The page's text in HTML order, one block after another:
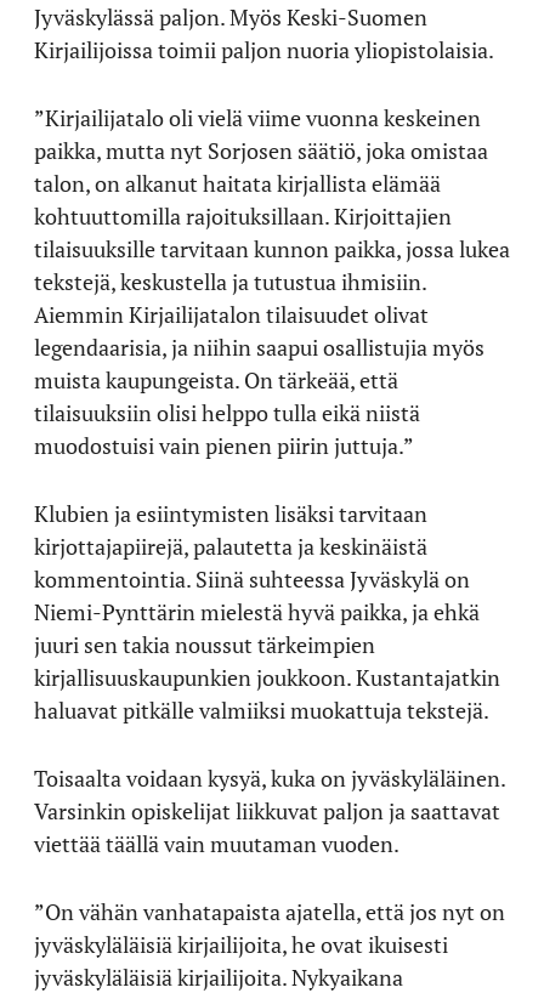
Jyväskylässä paljon. Myös Keski-Suomen
Kirjailijoissa toimii paljon nuoria yliopistolaisia.
”Kirjailijatalo oli vielä viime vuonna keskeinen
paikka, mutta nyt Sorjosen säätiö, joka omistaa
talon, on alkanut haitata kirjallista elämää
kohtuuttomilla rajoituksillaan. Kirjoittajien
tilaisuuksille tarvitaan kunnon paikka, jossa lukea
tekstejä, keskustella ja tutustua ihmisiin.
Aiemmin Kirjailijatalon tilaisuudet olivat
legendaarisia, ja niihin saapui osallistujia myös
muista kaupungeista. On tärkeää, että
tilaisuuksiin olisi helppo tulla eikä niistä
muodostuisi vain pienen piirin juttuja.”
Klubien ja esiintymisten lisäksi tarvitaan
kirjottajapiirejä, palautetta ja keskinäistä
kommentointia. Siinä suhteessa Jyväskylä on
Niemi-Pynttärin mielestä hyvä paikka, ja ehkä
juuri sen takia noussut tärkeimpien
kirjallisuuskaupunkien joukkoon. Kustantajatkin
haluavat pitkälle valmiiksi muokattuja tekstejä.
Toisaalta voidaan kysyä, kuka on jyväskyläläinen.
Varsinkin opiskelijat liikkuvat paljon ja saattavat
viettää täällä vain muutaman vuoden.
”On vähän vanhatapaista ajatella, että jos nyt on
jyväskyläläisiä kirjailijoita, he ovat ikuisesti
jyväskyläläisiä kirjailijoita. Nykyaikana